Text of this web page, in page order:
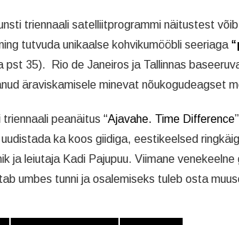
triennaali satelliitprogrammi näitustest
tutvuda unikaalse kohvikumööbli seeriaga
pst 35). Rio de Janeiros ja Tallinnas
äraviskamisele minevat nõukogudeagset
triennaali peanäitus “Ajavahe. Time Difference”
ka koos giidiga, eestikeelsed
ja leiutaja Kadi Pajupuu. Viimane
umbes tunni ja osalemiseks tuleb osta